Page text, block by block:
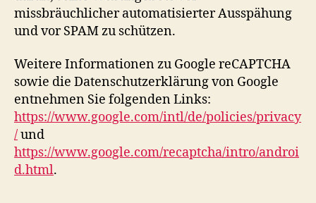
missbräuchlicher automatisierter Ausspähung
und vor SPAM zu schützen.
Weitere Informationen zu Google reCAPTCHA
sowie die Datenschutzerklärung von Google
entnehmen Sie folgenden Links:
https://www.google.com/intl/de/policies/privacy
/und
https://www.google.com/recaptcha/intro/androi
d.html.